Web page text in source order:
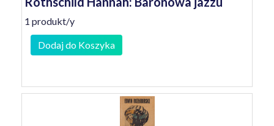
1 produkt/y
Dodaj do Koszyka